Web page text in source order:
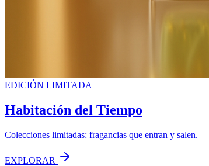
EDICIÓN LIMITADA
Habitación del Tiempo
Colecciones limitadas: fragancias que entran y salen.
EXPLORAR